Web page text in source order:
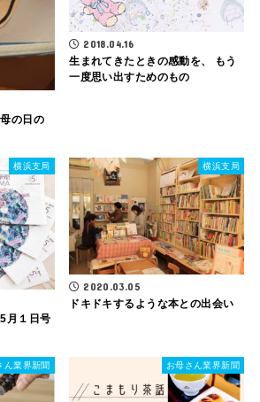
の日の
2018.04.16
生まれてきたときの感動を、 もう
一度思い出すためのもの
横浜支局
月１日号
横浜支局
2020.03.05
ドキドキするような本との出会い
ん業界新聞 お母さん業界新聞